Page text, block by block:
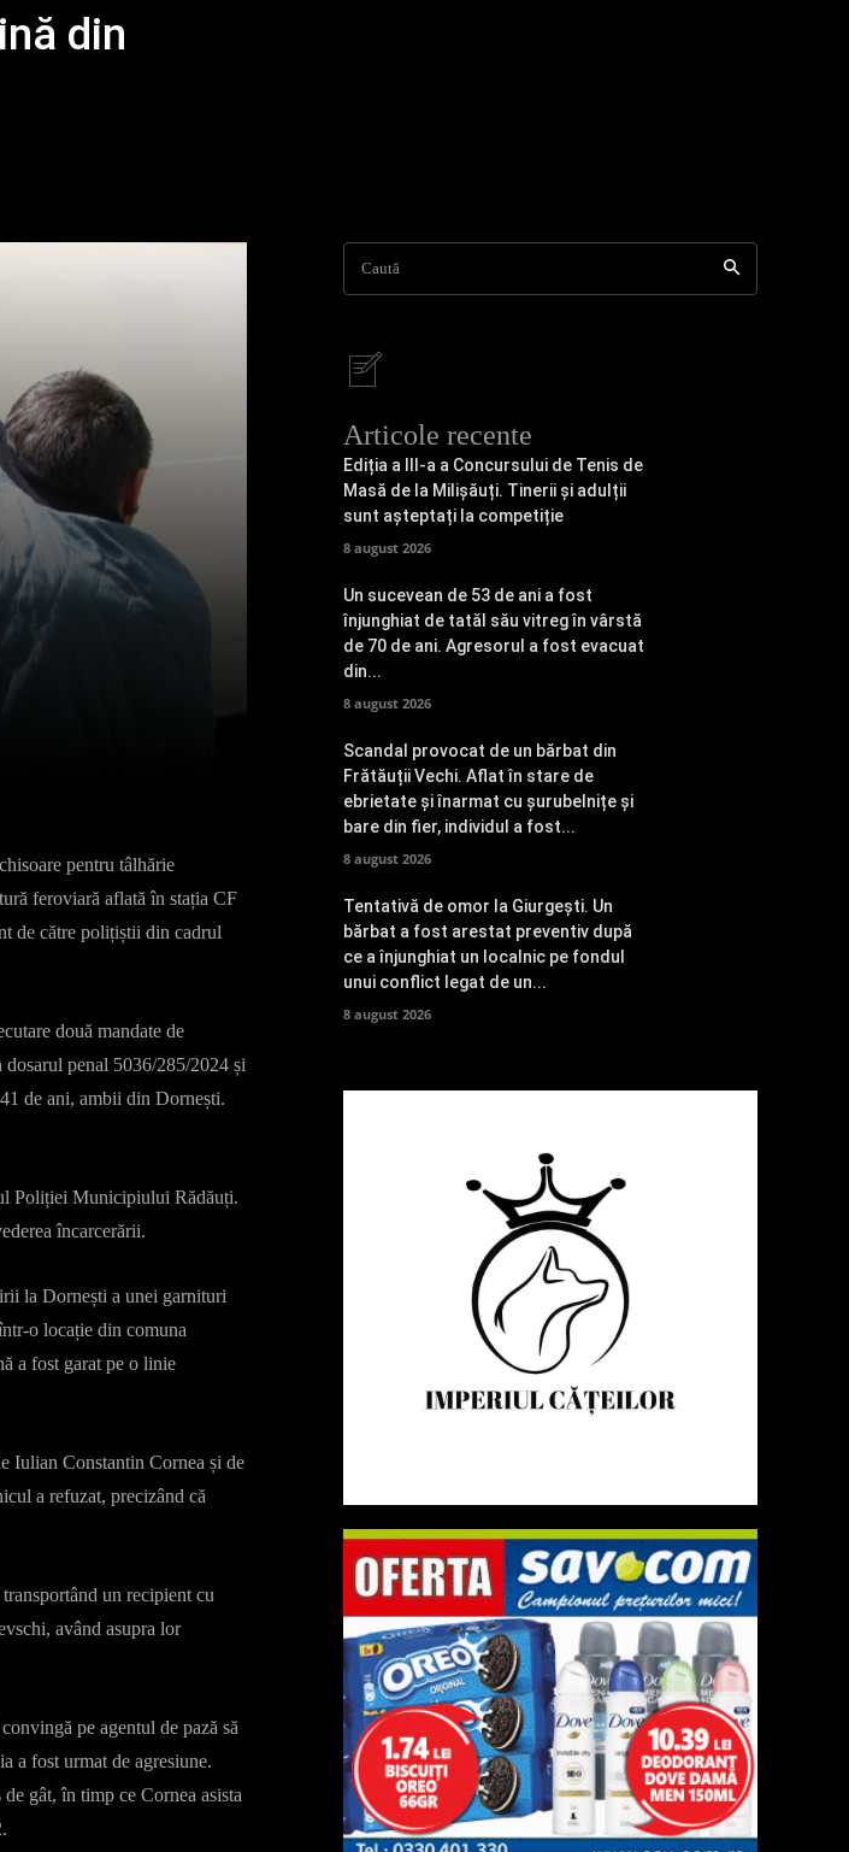
din
pentru tâlhărie
feroviară aflată în stația CF
de către polițiștii din cadrul
două mandate de
dosarul penal 5036/285/2024 și
de ani, ambii din Dornești.
Poliției Municipiului Rădăuți.
încarcerării.
la Dornești a unei garnituri
o locație din comuna
a fost garat pe o linie
Iulian Constantin Cornea și de
a refuzat, precizând că
un recipient cu
având asupra lor
pe agentul de pază să
a fost urmat de agresiune.
gât, în timp ce Cornea asista
Caută
Articole recente
Ediția a III-a a Concursului de Tenis de
Masă de la Milișăuți. Tinerii și adulții
sunt așteptați la competiție
8 august 2026
Un sucevean de 53 de ani a fost
înjunghiat de tatăl său vitreg în vârstă
de 70 de ani. Agresorul a fost evacuat
din...
8 august 2026
Scandal provocat de un bărbat din
Frătăuții Vechi. Aflat în stare de
ebrietate și înarmat cu șurubelnițe și
bare din fier, individul a fost...
8 august 2026
Tentativă de omor la Giurgești. Un
bărbat a fost arestat preventiv după
ce a înjunghiat un localnic pe fondul
unui conflict legat de un...
8 august 2026